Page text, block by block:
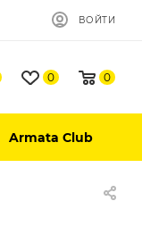
ВОЙТИ
0 0
Armata Club